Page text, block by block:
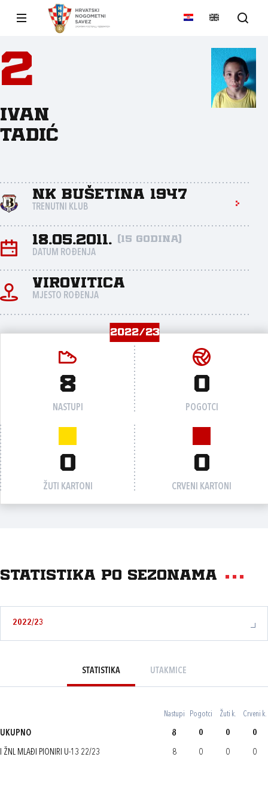
2
Ivan
Tadić
NK Bušetina 1947
TRENUTNI KLUB
18.05.2011. (15 godina)
DATUM ROĐENJA
Virovitica
MJESTO ROĐENJA
2022/23
8
NASTUPI
0
POGOTCI
0
ŽUTI KARTONI
0
CRVENI KARTONI
Statistika po sezonama
2022/23
STATISTIKA UTAKMICE
Nastupi Pogotci Žuti k. Crveni k.
UKUPNO 8 0 0 0
I ŽNL MLAĐI PIONIRI U-13 22/23 8 0 0 0